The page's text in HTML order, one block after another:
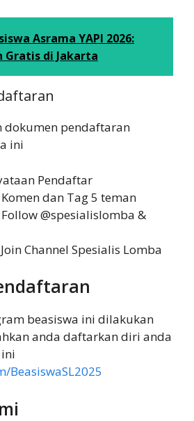
Asrama YAPI 2026:
Gratis di Jakarta
dokumen pendaftaran
ini
Pendaftar
dan Tag 5 teman
@spesialislomba &
Channel Spesialis Lomba
beasiswa ini dilakukan
anda daftarkan diri anda